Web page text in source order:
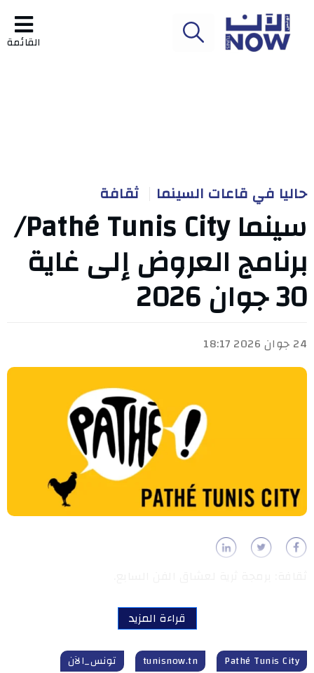
القائمة
حاليا في قاعات السينما ثقافة
سينما Pathé Tunis City/
برنامج العروض إلى غاية
30 جوان 2026
24 جوان 2026 18:17
قراءة المزيد
Pathé Tunis City
tunisnow.tn
تونس_الآن